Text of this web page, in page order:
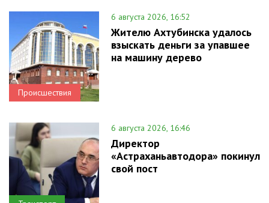
Происшествия
6 августа 2026, 16:52
Жителю Ахтубинска удалось
взыскать деньги за упавшее
на машину дерево
6 августа 2026, 16:46
Директор
«Астраханьавтодора» покинул
свой пост